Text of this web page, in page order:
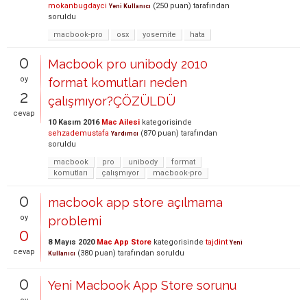
mokanbugdayci Yeni Kullanıcı (250 puan) tarafından
soruldu
macbook-pro
osx yosemite hata
0
oy
2
cevap
Macbook pro unibody 2010
format komutları neden
çalışmıyor?ÇÖZÜLDÜ
10 Kasım 2016 Mac Ailesi kategorisinde
sehzademustafa Yardımcı (870 puan) tarafından
soruldu
macbook
pro unibody
format
komutları
çalışmıyor macbook-pro
0
oy
0
cevap
macbook app store açılmama
problemi
8 Mayıs 2020 Mac App Store kategorisinde tajdint Yeni
Kullanıcı (380 puan) tarafından soruldu
0 Yeni Macbook App Store sorunu